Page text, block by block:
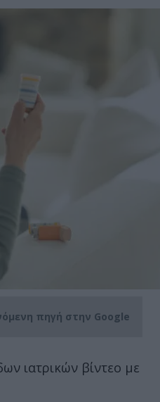
πηγή στην Google
ιατρικών βίντεο με